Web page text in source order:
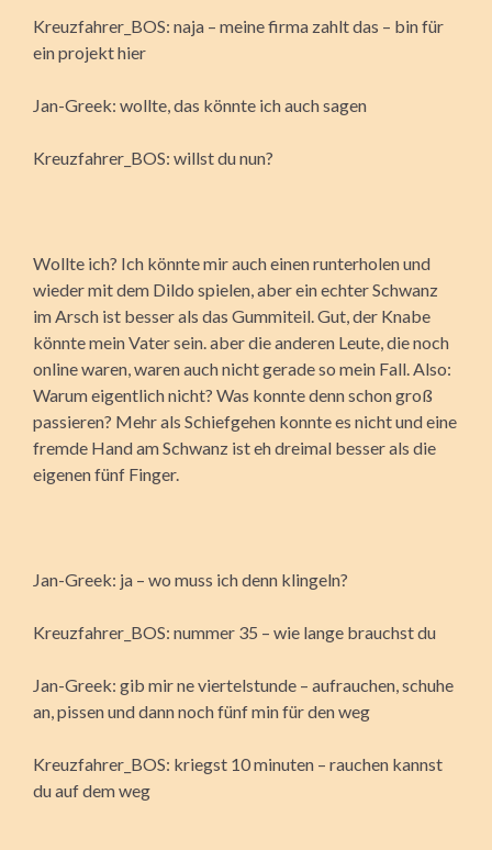
Kreuzfahrer_BOS: naja – meine firma zahlt das – bin für
ein projekt hier
Jan-Greek: wollte, das könnte ich auch sagen
Kreuzfahrer_BOS: willst du nun?
Wollte ich? Ich könnte mir auch einen runterholen und
wieder mit dem Dildo spielen, aber ein echter Schwanz
im Arsch ist besser als das Gummiteil. Gut, der Knabe
könnte mein Vater sein. aber die anderen Leute, die noch
online waren, waren auch nicht gerade so mein Fall. Also:
Warum eigentlich nicht? Was konnte denn schon groß
passieren? Mehr als Schiefgehen konnte es nicht und eine
fremde Hand am Schwanz ist eh dreimal besser als die
eigenen fünf Finger.
Jan-Greek: ja – wo muss ich denn klingeln?
Kreuzfahrer_BOS: nummer 35 – wie lange brauchst du
Jan-Greek: gib mir ne viertelstunde – aufrauchen, schuhe
an, pissen und dann noch fünf min für den weg
Kreuzfahrer_BOS: kriegst 10 minuten – rauchen kannst
du auf dem weg